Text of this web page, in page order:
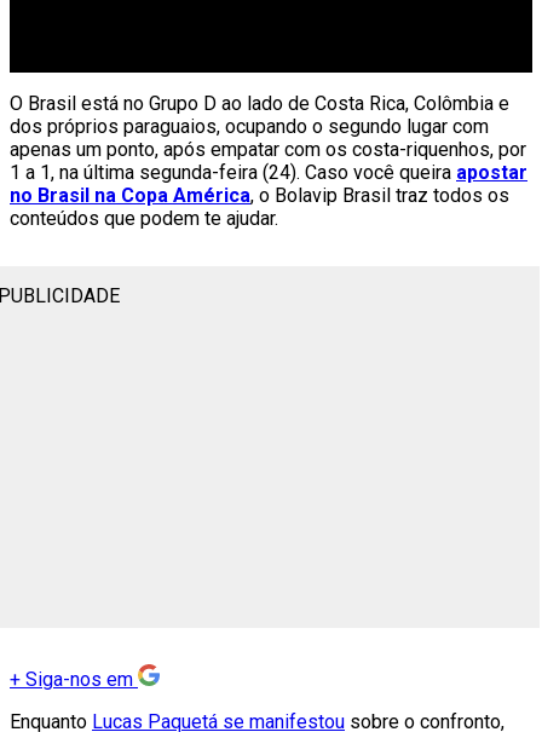
O Brasil está no Grupo D ao lado de Costa Rica, Colômbia e
dos próprios paraguaios, ocupando o segundo lugar com
apenas um ponto, após empatar com os costa-riquenhos, por
1 a 1, na última segunda-feira (24). Caso você queira apostar
no Brasil na Copa América, o Bolavip Brasil traz todos os
conteúdos que podem te ajudar.
+ Siga-nos em
Enquanto Lucas Paquetá se manifestou sobre o confronto,